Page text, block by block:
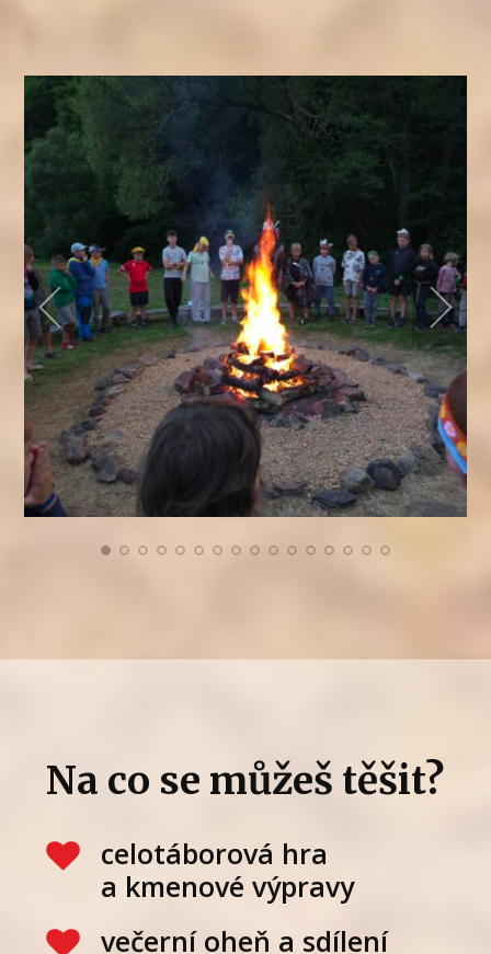
Na co se můžeš těšit?
celotáborová hra
a kmenové výpravy
večerní oheň a sdílení